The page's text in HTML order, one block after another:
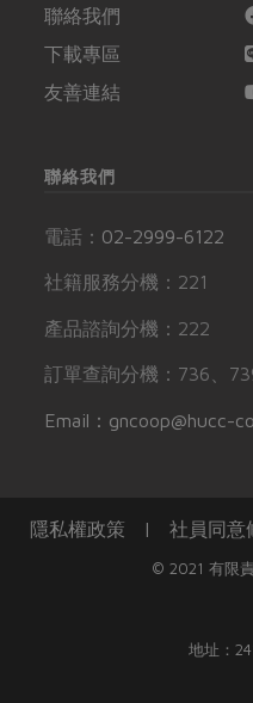
聯絡我們
下載專區
友善連結
聯絡我們
電話： 02-2999-6122
社籍服務分機：221
產品諮詢分機：222
訂單查詢分機：736、
Email：gncoop@hucc-
隱私權政策 | 社員同意
© 2021 有限
地址：